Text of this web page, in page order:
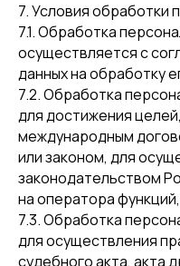
7. Условия обработки
7.1. Обработка
осуществляется с
данных на обработку
7.2. Обработка
для достижения
международным
или законом, для
законодательством
на оператора
7.3. Обработка
для осуществления
судебного акта, акта